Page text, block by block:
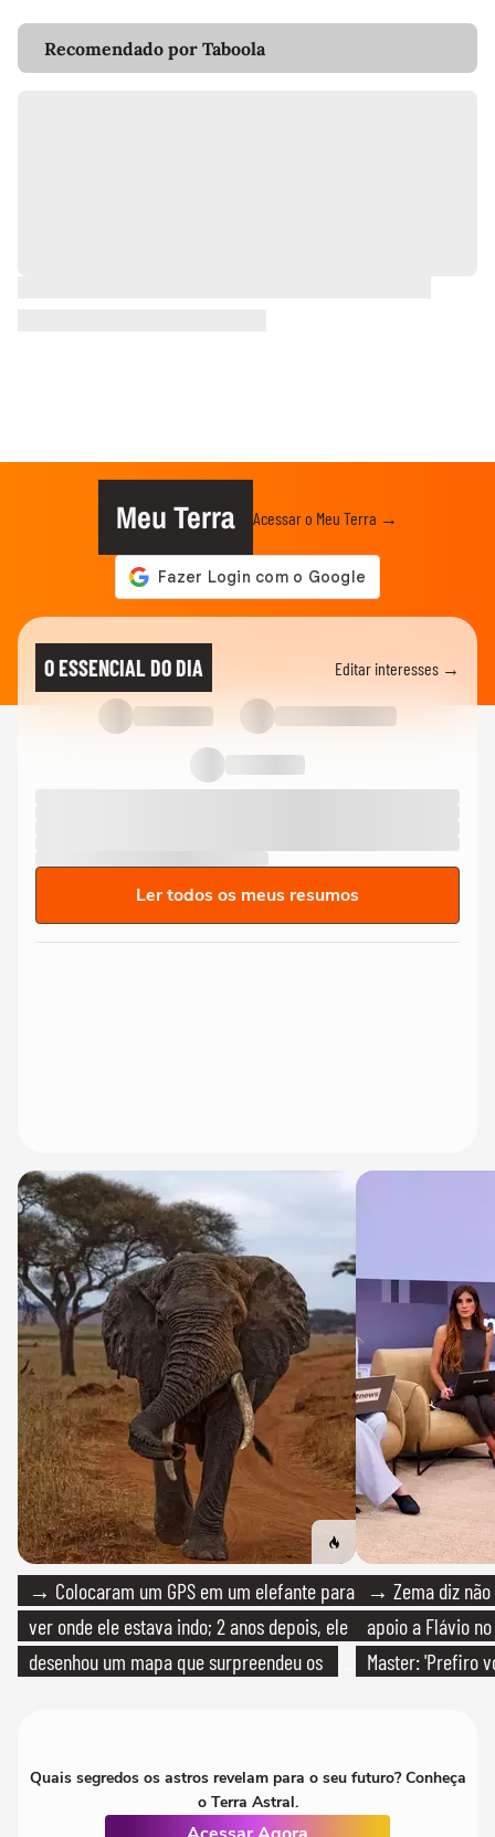
Recomendado por Taboola
Meu Terra Acessar o Meu Terra →
O ESSENCIAL DO DIA Editar interesses →
Ler todos os meus resumos
→ Colocaram um GPS em um elefante para
ver onde ele estava indo; 2 anos depois, ele
desenhou um mapa que surpreendeu os
→ Zema diz
apoio a Flávio
Master: 'Prefiro
Quais segredos os astros revelam para o seu futuro? Conheça
o Terra Astral.